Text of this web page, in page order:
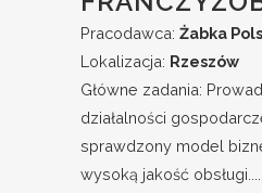
Pracodawca: Żabka
Lokalizacja: Rzeszów
Główne zadania:
działalności
sprawdzony model
wysoką jakość obsługi....